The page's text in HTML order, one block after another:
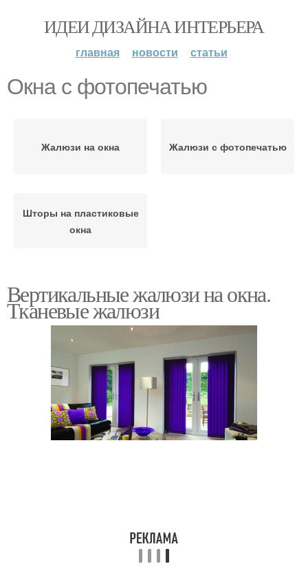
ИДЕИ ДИЗАЙНА ИНТЕРЬЕРА
главная новости статьи
Окна с фотопечатью
Жалюзи на окна Жалюзи с фотопечатью
Шторы на пластиковые
окна
Вертикальные жалюзи на окна.
Тканевые жалюзи